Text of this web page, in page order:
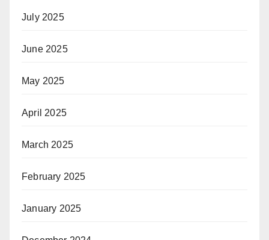
July 2025
June 2025
May 2025
April 2025
March 2025
February 2025
January 2025